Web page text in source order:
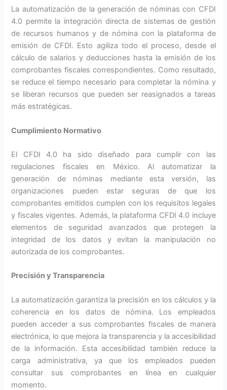
La automatización de la generación de nóminas con CFDI
4.0 permite la integración directa de sistemas de gestión
de recursos humanos y de nómina con la plataforma de
emisión de CFDI. Esto agiliza todo el proceso, desde el
cálculo de salarios y deducciones hasta la emisión de los
comprobantes fiscales correspondientes. Como resultado,
se reduce el tiempo necesario para completar la nómina y
se liberan recursos que pueden ser reasignados a tareas
más estratégicas.
Cumplimiento Normativo
El CFDI 4.0 ha sido diseñado para cumplir con las
regulaciones fiscales en México. Al automatizar la
generación de nóminas mediante esta versión, las
organizaciones pueden estar seguras de que los
comprobantes emitidos cumplen con los requisitos legales
y fiscales vigentes. Además, la plataforma CFDI 4.0 incluye
elementos de seguridad avanzados que protegen la
integridad de los datos y evitan la manipulación no
autorizada de los comprobantes.
Precisión y Transparencia
La automatización garantiza la precisión en los cálculos y la
coherencia en los datos de nómina. Los empleados
pueden acceder a sus comprobantes fiscales de manera
electrónica, lo que mejora la transparencia y la accesibilidad
de la información. Esta accesibilidad también reduce la
carga administrativa, ya que los empleados pueden
consultar sus comprobantes en línea en cualquier
momento.